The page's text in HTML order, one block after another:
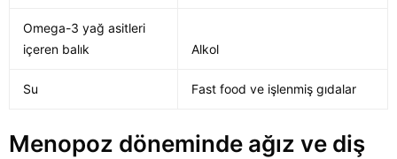
Omega-3 yağ asitleri
içeren balık
Alkol
Su Fast food ve işlenmiş gıdalar
Menopoz döneminde ağız ve diş